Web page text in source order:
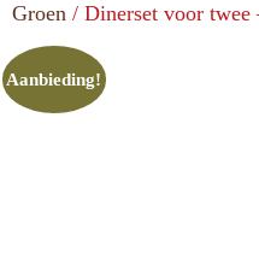
Groen / Dinerset voor twee
Aanbieding!